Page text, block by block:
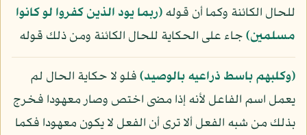
للحال الكائنة وكما أن قوله﴿ربما يود الذين كفروا لو كانوا
مسلمين﴾جاء على الحكاية للحال الكائنة ومن ذلك قوله
﴿وكلبهم باسط ذراعيه بالوصيد﴾فلو لا حكاية الحال لم
يعمل اسم الفاعل لأنه إذا مضى اختص وصار معهودا فخرج
بذلك من شبه الفعل ألا ترى أن الفعل لا يكون معهودا فكما